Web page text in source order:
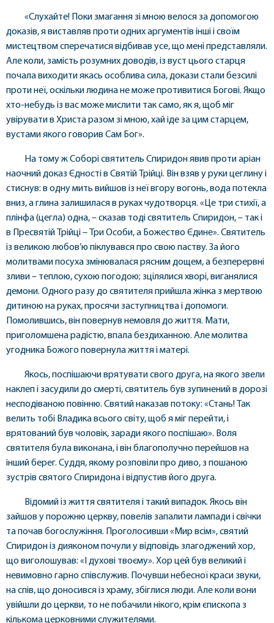
«Слухайте! Поки змагання зі мною велося за допомогою
доказів, я виставляв проти одних аргументів інші і своїм
мистецтвом сперечатися відбивав усе, що мені представляли.
Але коли, замість розумних доводів, із вуст цього старця
почала виходити якась особлива сила, докази стали безсилі
проти неї, оскільки людина не може противитися Богові. Якщо
хто-небудь із вас може мислити так само, як я, щоб міг
увірувати в Христа разом зі мною, хай іде за цим старцем,
вустами якого говорив Сам Бог».
На тому ж Соборі святитель Спиридон явив проти аріан
наочний доказ Єдності в Святій Трійці. Він взяв у руки цеглину і
стиснув: в одну мить вийшов із неї вгору вогонь, вода потекла
вниз, а глина залишилася в руках чудотворця. «Це три стихії, а
плінфа (цегла) одна, – сказав тоді святитель Спиридон, – так і
в Пресвятій Трійці – Три Особи, а Божество Єдине». Святитель
із великою любов’ю піклувався про свою паству. За його
молитвами посуха змінювалася рясним дощем, а безперервні
зливи – теплою, сухою погодою; зцілялися хворі, виганялися
демони. Одного разу до святителя прийшла жінка з мертвою
дитиною на руках, просячи заступництва і допомоги.
Помолившись, він повернув немовля до життя. Мати,
приголомшена радістю, впала бездиханною. Але молитва
угодника Божого повернула життя і матері.
Якось, поспішаючи врятувати свого друга, на якого звели
наклеп і засудили до смерті, святитель був зупинений в дорозі
несподіваною повінню. Святий наказав потоку: «Стань! Так
велить тобі Владика всього світу, щоб я міг перейти, і
врятований був чоловік, заради якого поспішаю». Воля
святителя була виконана, і він благополучно перейшов на
інший берег. Суддя, якому розповіли про диво, з пошаною
зустрів святого Спиридона і відпустив його друга.
Відомий із життя святителя і такий випадок. Якось він
зайшов у порожню церкву, повелів запалити лампади і свічки
та почав богослужіння. Проголосивши «Мир всім», святий
Спиридон із дияконом почули у відповідь злагоджений хор,
що виголошував: «І духові твоєму». Хор цей був великий і
невимовно гарно співслужив. Почувши небесної краси звуки,
на спів, що доносився із храму, збіглися люди. Але коли вони
увійшли до церкви, то не побачили нікого, крім єпископа з
кількома церковними служителями.